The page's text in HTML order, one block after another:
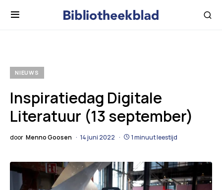
NIEUWS
Inspiratiedag Digitale
Literatuur (13 september)
door Menno Goosen 14 juni 2022 1 minuut leestijd